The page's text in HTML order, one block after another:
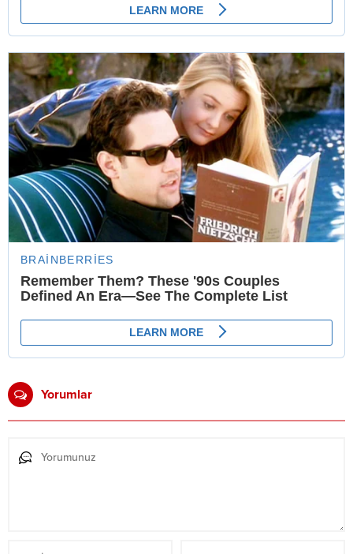
Yorumlar